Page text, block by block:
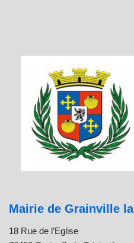
Mairie de Grainville
18 Rue de l’Eglise